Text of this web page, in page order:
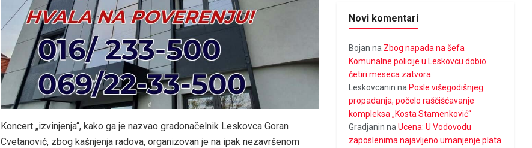
Koncert „izvinjenja“, kako ga je nazvao gradonačelnik Leskovca Goran
Cvetanović, zbog kašnjenja radova, organizovan je na ipak nezavršenom
Novi komentari
Bojan na Zbog napada na šefa
Komunalne policije u Leskovcu dobio
četiri meseca zatvora
Leskovcanin na Posle višegodišnjeg
propadanja, počelo raščišćavanje
kompleksa „Kosta Stamenković“
Gradjanin naUcena: U Vodovodu
zaposlenima najavljeno umanjenje plata